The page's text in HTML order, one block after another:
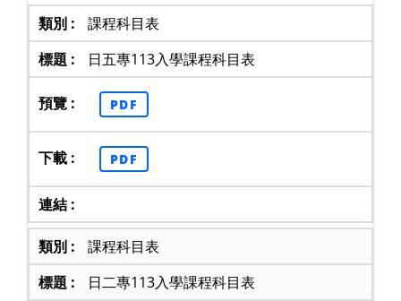
課程科目表
日五專113入學課程科目表
PDF
PDF
課程科目表
日二專113入學課程科目表